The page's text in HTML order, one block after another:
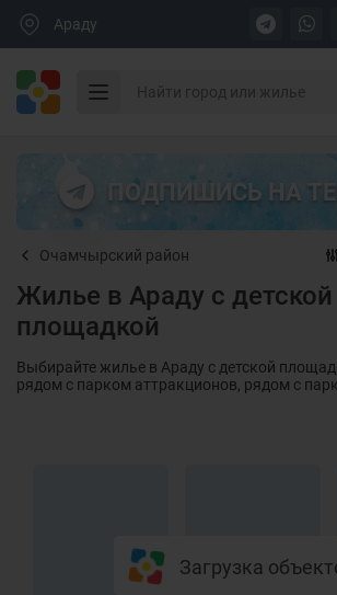
Араду
ПОДПИШИСЬ НА
Очамчырский район
Жилье в Араду с детской
площадкой
Выбирайте жилье в Араду с детской
рядом с парком аттракционов, рядом с
Загрузка